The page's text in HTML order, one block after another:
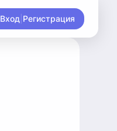
Вход Регистрация